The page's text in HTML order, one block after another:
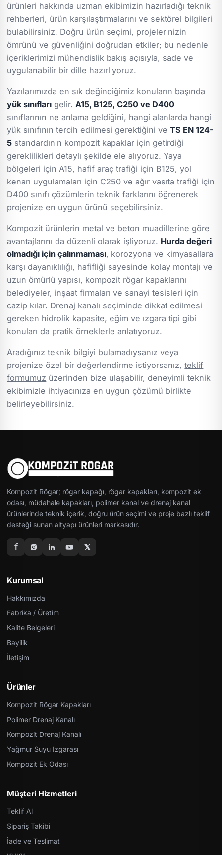
ürünleri hakkında uzman ekibimizin hazırladığı teknik
rehberleri, ürün karşılaştırmalarını ve sektörel bilgileri
bulabilirsiniz. Doğru ürün seçimi, projelerinizin
ömrünü ve güvenliğini doğrudan etkiler; bu nedenle
içeriklerimizi mühendislik bakış açısıyla, sade ve
uygulanabilir bir dille hazırlıyoruz.
Yazılarımızda en sık değindiğimiz konuların başında
yük sınıfları gelir. A15, B125, C250 ve D400
sınıflarının ne anlama geldiğini, hangi alanlarda hangi
yük sınıfının tercih edilmesi gerektiğini veTS EN 124-
5 standardının kompozit kapaklar için getirdiği
gereklilikleri detaylı şekilde ele alıyoruz. Yaya
bölgeleri için A15, hafif araç trafiği için B125, yol
kenarı uygulamaları için C250 ve ağır vasıta trafiği için
D400 sınıfı çözümlerin teknik farklarını öğrenerek
projenize en uygun ürünü seçebilirsiniz.
Kompozit ürünlerin metal ve beton muadillerine göre
avantajlarını da düzenli olarak işliyoruz. Hurda değeri
olmadığı için çalınmaması, korozyona ve kimyasallara
karşı dayanıklılığı, hafifliği sayesinde kolay montajı ve
uzun ömürlü yapısı, kompozit rögar kapaklarını
belediyeler, inşaat firmaları ve sanayi tesisleri için
cazip kılar. Drenaj kanalı seçiminde dikkat edilmesi
gereken hidrolik kapasite, eğim ve ızgara tipi gibi
konuları da pratik örneklerle anlatıyoruz.
Aradığınız teknik bilgiyi bulamadıysanız veya
projenize özel bir değerlendirme istiyorsanız,teklif
formumuz üzerinden bize ulaşabilir, deneyimli teknik
ekibimizle ihtiyacınıza en uygun çözümü birlikte
belirleyebilirsiniz.
Kompozit Rögar; rögar kapağı, rögar kapakları, kompozit ek
odası, müdahale kapakları, polimer kanal ve drenaj kanal
ürünlerinde teknik içerik, doğru ürün seçimi ve proje bazlı teklif
desteği sunan altyapı ürünleri markasıdır.
Kurumsal
Hakkımızda
Fabrika / Üretim
Kalite Belgeleri
Bayilik
İletişim
Ürünler
Kompozit Rögar Kapakları
Polimer Drenaj Kanalı
Kompozit Drenaj Kanalı
Yağmur Suyu Izgarası
Kompozit Ek Odası
Müşteri Hizmetleri
Teklif Al
Sipariş Takibi
İade ve Teslimat